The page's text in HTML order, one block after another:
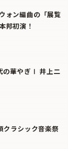
ォン編曲の「展覧
邦初演！
の華やぎⅠ 井上二
クラシック音楽祭